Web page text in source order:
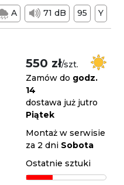
A 71 dB 95 Y
550 zł/szt.
Zamów do godz.
14
dostawa już jutro
Piątek
Montaż w serwisie
za 2 dni Sobota
Ostatnie sztuki